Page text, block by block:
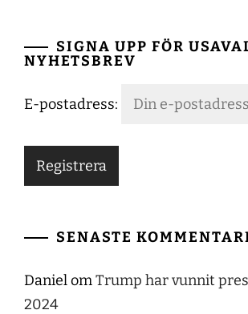
SIGNA UPP FÖR
NYHETSBREV
E-postadress:
SENASTE
DanielomTrump har vunnit
2024